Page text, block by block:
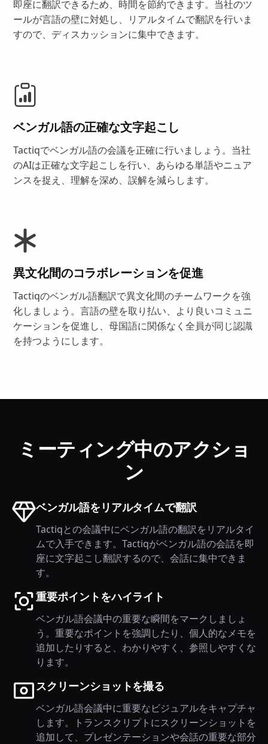
即座に翻訳できるため、時間を節約できます。当社のツ
ールが言語の壁に対処し、リアルタイムで翻訳を行いま
すので、ディスカッションに集中できます。
ベンガル語の正確な文字起こし
Tactiqでベンガル語の会議を正確に行いましょう。当社
のAIは正確な文字起こしを行い、あらゆる単語やニュア
ンスを捉え、理解を深め、誤解を減らします。
異文化間のコラボレーションを促進
Tactiqのベンガル語翻訳で異文化間のチームワークを強
化しましょう。言語の壁を取り払い、より良いコミュニ
ケーションを促進し、母国語に関係なく全員が同じ認識
を持つようにします。
ミーティング中のアクショ
ン
ベンガル語をリアルタイムで翻訳
Tactiqとの会議中にベンガル語の翻訳をリアルタイ
ムで入手できます。Tactiqがベンガル語の会話を即
座に文字起こし翻訳するので、会話に集中できま
す。
重要ポイントをハイライト
ベンガル語会議中の重要な瞬間をマークしましょ
う。重要なポイントを強調したり、個人的なメモを
追加したりすると、わかりやすく、参照しやすくな
ります。
スクリーンショットを撮る
ベンガル語会議中に重要なビジュアルをキャプチャ
します。トランスクリプトにスクリーンショットを
追加して、プレゼンテーションや会話の重要な部分